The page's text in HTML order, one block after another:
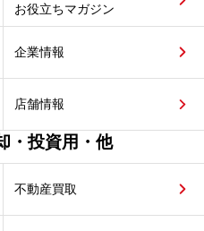
お役立ちマガジン
企業情報
店舗情報
・投資用・他
不動産買取